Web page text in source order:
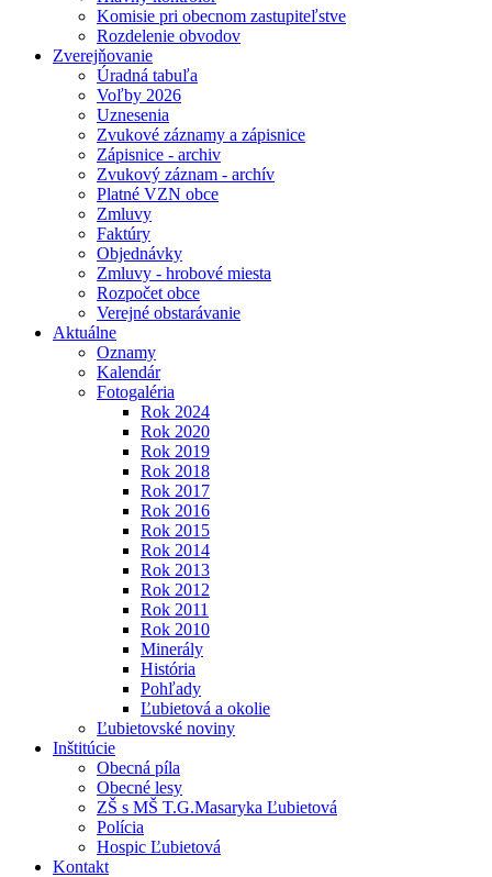
Komisie pri obecnom zastupiteľstve
Rozdelenie obvodov
Zverejňovanie
Úradná tabuľa
Voľby 2026
Uznesenia
Zvukové záznamy a zápisnice
Zápisnice - archiv
Zvukový záznam - archív
Platné VZN obce
Zmluvy
Faktúry
Objednávky
Zmluvy - hrobové miesta
Rozpočet obce
Verejné obstarávanie
Aktuálne
Oznamy
Kalendár
Fotogaléria
Rok 2024
Rok 2020
Rok 2019
Rok 2018
Rok 2017
Rok 2016
Rok 2015
Rok 2014
Rok 2013
Rok 2012
Rok 2011
Rok 2010
Minerály
História
Pohľady
Ľubietová a okolie
Ľubietovské noviny
Inštitúcie
Obecná píla
Obecné lesy
ZŠ s MŠ T.G.Masaryka Ľubietová
Polícia
Hospic Ľubietová
Kontakt